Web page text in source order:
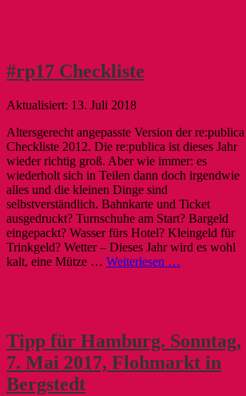
#rp17 Checkliste
13. Juli 2018
Altersgerecht angepasste Version der re:publica
Checkliste 2012. Die re:publica ist dieses Jahr
wieder richtig groß. Aber wie immer: es
wiederholt sich in Teilen dann doch irgendwie
alles und die kleinen Dinge sind
selbstverständlich. Bahnkarte und Ticket
ausgedruckt? Turnschuhe am Start? Bargeld
eingepackt? Wasser fürs Hotel? Kleingeld für
Trinkgeld? Wetter – Dieses Jahr wird es wohl
kalt, eine Mütze … Weiterlesen …
Tipp für Hamburg. Sonntag,
7. Mai 2017, Flohmarkt in
Bergstedt